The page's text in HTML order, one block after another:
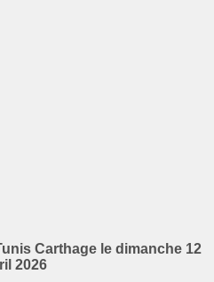
Carthage le dimanche 12
2026